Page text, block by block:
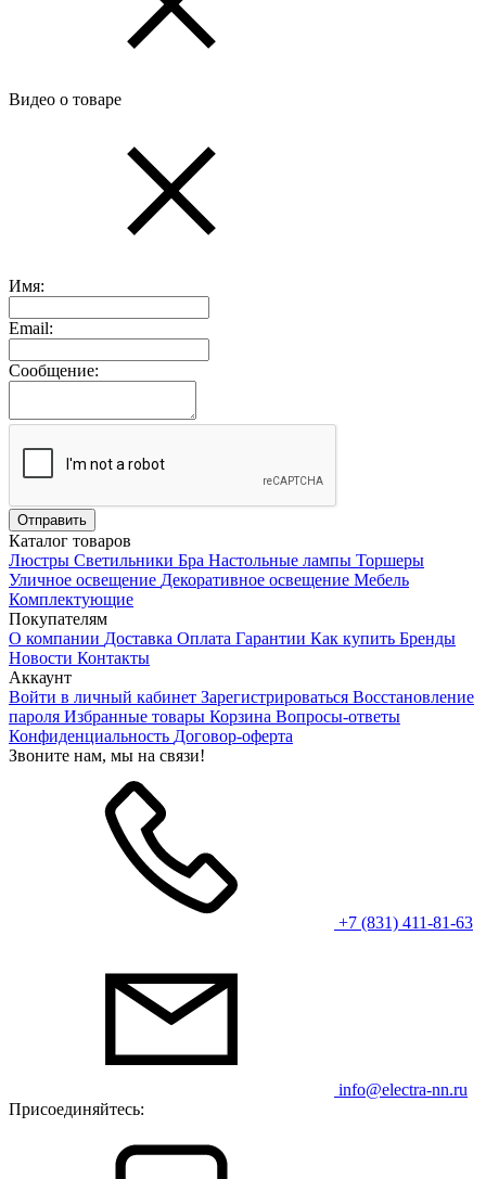
Видео о товаре
Имя:
Email:
Сообщение:
Каталог товаров
Люстры Светильники Бра Настольные лампы Торшеры
Уличное освещение Декоративное освещение Мебель
Комплектующие
Покупателям
О компании Доставка Оплата Гарантии Как купить Бренды
Новости Контакты
Аккаунт
Войти в личный кабинет Зарегистрироваться Восстановление
пароля Избранные товары Корзина Вопросы-ответы
Конфиденциальность Договор-оферта
Звоните нам, мы на связи!
+7 (831) 411-81-63
info@electra-nn.ru
Присоединяйтесь: